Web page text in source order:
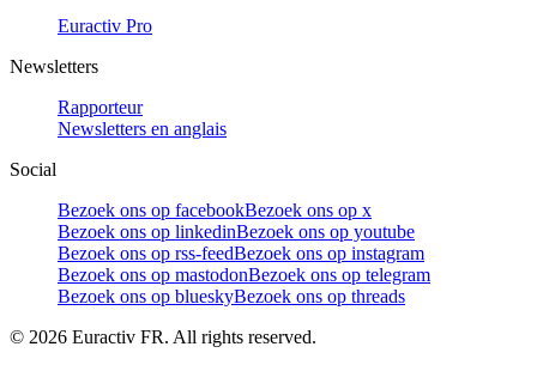
Euractiv Pro
Newsletters
Rapporteur
Newsletters en anglais
Social
Bezoek ons op facebookBezoek ons op x
Bezoek ons op linkedinBezoek ons op youtube
Bezoek ons op rss-feedBezoek ons op instagram
Bezoek ons op mastodonBezoek ons op telegram
Bezoek ons op blueskyBezoek ons op threads
© 2026 Euractiv FR. All rights reserved.